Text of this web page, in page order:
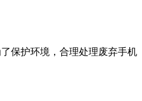
保护环境，合理处理废弃手机